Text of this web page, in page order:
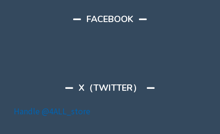
FACEBOOK
X（TWITTER）
Handle @4ALL_store